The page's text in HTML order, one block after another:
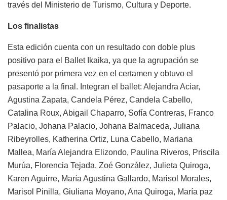
través del Ministerio de Turismo, Cultura y Deporte.
Los finalistas
Esta edición cuenta con un resultado con doble plus
positivo para el Ballet Ikaika, ya que la agrupación se
presentó por primera vez en el certamen y obtuvo el
pasaporte a la final. Integran el ballet: Alejandra Aciar,
Agustina Zapata, Candela Pérez, Candela Cabello,
Catalina Roux, Abigail Chaparro, Sofía Contreras, Franco
Palacio, Johana Palacio, Johana Balmaceda, Juliana
Ribeyrolles, Katherina Ortiz, Luna Cabello, Mariana
Mallea, María Alejandra Elizondo, Paulina Riveros, Priscila
Murúa, Florencia Tejada, Zoé González, Julieta Quiroga,
Karen Aguirre, María Agustina Gallardo, Marisol Morales,
Marisol Pinilla, Giuliana Moyano, Ana Quiroga, María paz